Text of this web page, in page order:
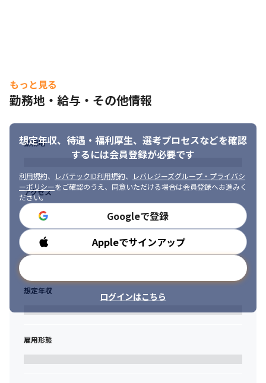
もっと見る
勤務地・給与・その他情報
想定年収、待遇・福利厚生、 選考プロセスなどを確認
するには会員登録が必要です
利用規約、 レバテックID利用規約、
レバレジーズグループ・プライバシ
ーポリシーをご確認のうえ、同意いただける場合は会員登録へお進みく
ださい。
Googleで登録
Appleでサインアップ
ログインはこちら
勤務地
アクセス
勤務時間
想定年収
雇用形態